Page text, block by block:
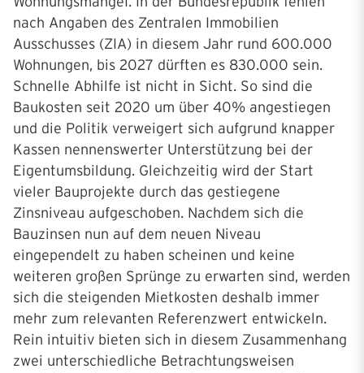
nach Angaben des Zentralen Immobilien
Ausschusses (ZIA) in diesem Jahr rund 600.000
Wohnungen, bis 2027 dürften es 830.000 sein.
Schnelle Abhilfe ist nicht in Sicht. So sind die
Baukosten seit 2020 um über 40% angestiegen
und die Politik verweigert sich aufgrund knapper
Kassen nennenswerter Unterstützung bei der
Eigentumsbildung. Gleichzeitig wird der Start
vieler Bauprojekte durch das gestiegene
Zinsniveau aufgeschoben. Nachdem sich die
Bauzinsen nun auf dem neuen Niveau
eingependelt zu haben scheinen und keine
weiteren großen Sprünge zu erwarten sind, werden
sich die steigenden Mietkosten deshalb immer
mehr zum relevanten Referenzwert entwickeln.
Rein intuitiv bieten sich in diesem Zusammenhang
zwei unterschiedliche Betrachtungsweisen